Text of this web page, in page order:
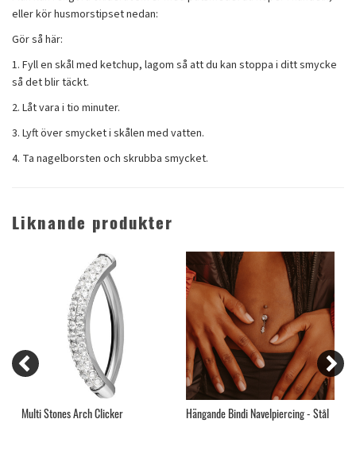
eller kör husmorstipset nedan:
Gör så här:
1. Fyll en skål med ketchup, lagom så att du kan stoppa i ditt smycke
så det blir täckt.
2. Låt vara i tio minuter.
3. Lyft över smycket i skålen med vatten.
4. Ta nagelborsten och skrubba smycket.
Liknande produkter
Multi Stones Arch Clicker Hängande Bindi Navelpiercing - Stål